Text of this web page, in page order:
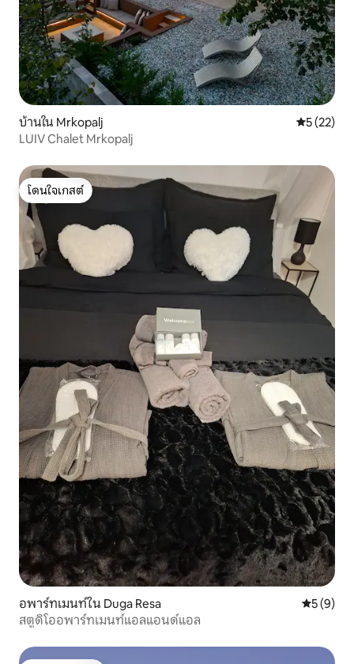
บ้านใน Mrkopalj คะแนนเฉลี่
5 (22)
LUIV Chalet Mrkopalj
โดนใจเกสต์
โดนใจเกสต์
อพาร์ทเมนท์ใน Duga Resa คะแนนเฉ
5 (9)
สตูดิโออพาร์ทเมนท์แอลแอนด์แอล